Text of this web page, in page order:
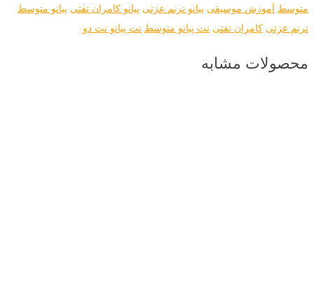
متوسط آموزش موسیقی پیانو ترنم عزتی پیانو کامران تفتی پیانو متوسط
ترنم عزتی کامران تفتی نت پیانو متوسط نت پیانو نت دو
محصولات مشابه